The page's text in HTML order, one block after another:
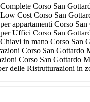
Corso San
Cost Corso San
appartamenti Corso
Uffici Corso San
in mano Corso San
Corso San Gottardo
Corso San Gottardo
delle Ristrutturazioni in